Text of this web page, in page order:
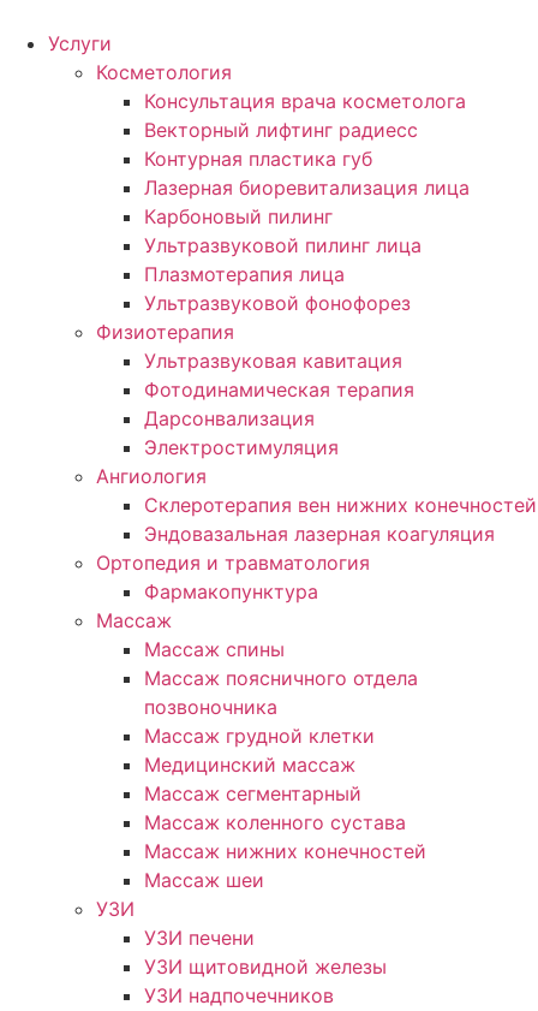
Услуги
Косметология
Консультация врача косметолога
Векторный лифтинг радиесс
Контурная пластика губ
Лазерная биоревитализация лица
Карбоновый пилинг
Ультразвуковой пилинг лица
Плазмотерапия лица
Ультразвуковой фонофорез
Физиотерапия
Ультразвуковая кавитация
Фотодинамическая терапия
Дарсонвализация
Электростимуляция
Ангиология
Склеротерапия вен нижних конечностей
Эндовазальная лазерная коагуляция
Ортопедия и травматология
Фармакопунктура
Массаж
Массаж спины
Массаж поясничного отдела
позвоночника
Массаж грудной клетки
Медицинский массаж
Массаж сегментарный
Массаж коленного сустава
Массаж нижних конечностей
Массаж шеи
УЗИ
УЗИ печени
УЗИ щитовидной железы
УЗИ надпочечников